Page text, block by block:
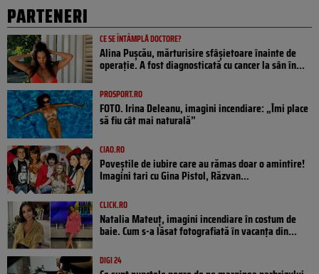
PARTENERI
CE SE ÎNTÂMPLĂ DOCTORE?
Alina Pușcău, mărturisire sfâșietoare înainte de
operație. A fost diagnosticată cu cancer la sân în...
PROSPORT.RO
FOTO. Irina Deleanu, imagini incendiare: „Îmi place
să fiu cât mai naturală”
CIAO.RO
Poveştile de iubire care au rămas doar o amintire!
Imagini tari cu Gina Pistol, Răzvan...
CLICK.RO
Natalia Mateuț, imagini incendiare în costum de
baie. Cum s-a lăsat fotografiată în vacanța din...
DIGI 24